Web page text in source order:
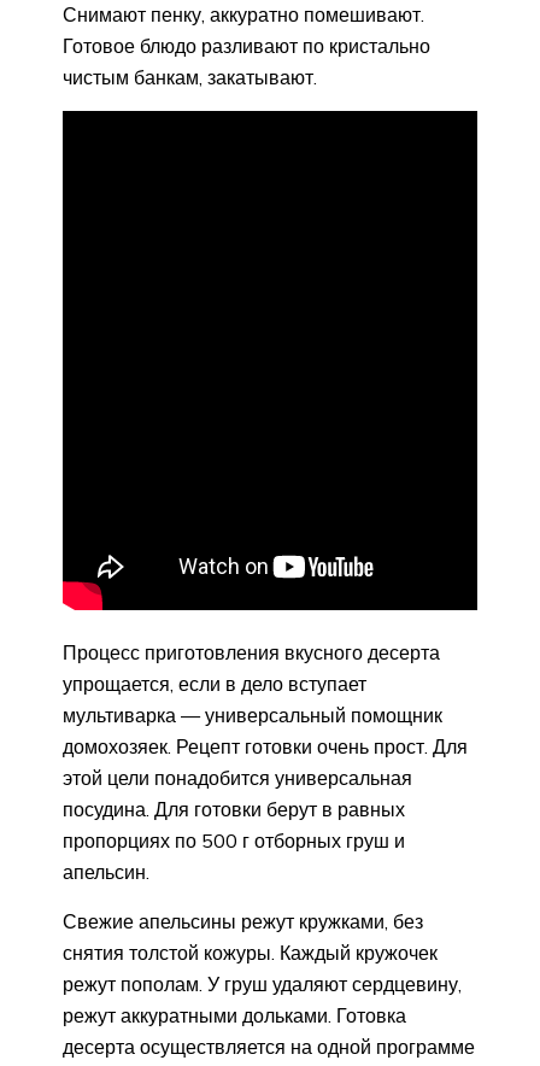
Снимают пенку, аккуратно помешивают.
Готовое блюдо разливают по кристально
чистым банкам, закатывают.
Процесс приготовления вкусного десерта
упрощается, если в дело вступает
мультиварка — универсальный помощник
домохозяек. Рецепт готовки очень прост. Для
этой цели понадобится универсальная
посудина. Для готовки берут в равных
пропорциях по 500 г отборных груш и
апельсин.
Свежие апельсины режут кружками, без
снятия толстой кожуры. Каждый кружочек
режут пополам. У груш удаляют сердцевину,
режут аккуратными дольками. Готовка
десерта осуществляется на одной программе